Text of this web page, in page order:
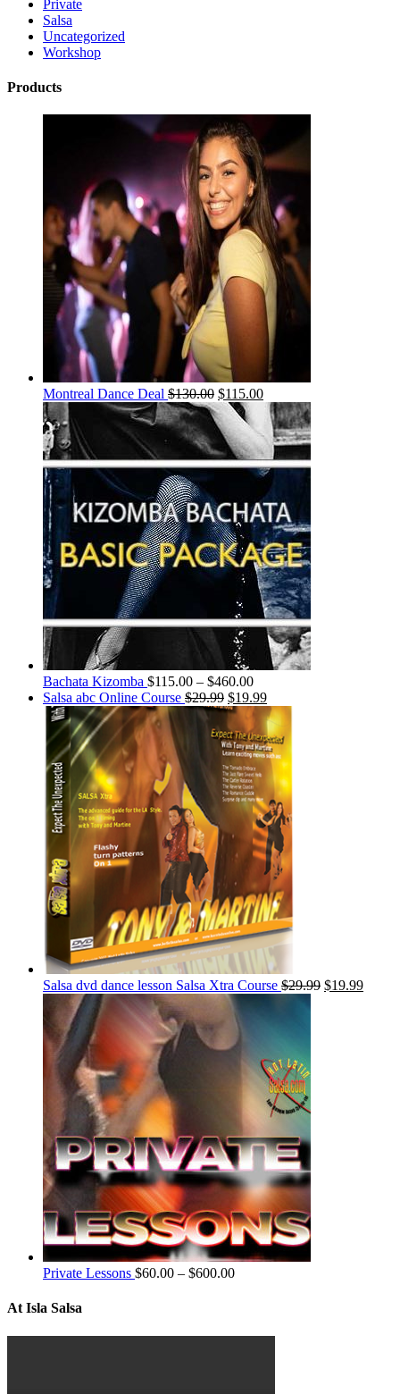
Private
Salsa
Uncategorized
Workshop
Products
Montreal Dance Deal $130.00 $115.00
Bachata Kizomba $115.00 – $460.00
Salsa abc Online Course $29.99 $19.99
Salsa dvd dance lesson Salsa Xtra Course $29.99 $19.99
Private Lessons $60.00 – $600.00
At Isla Salsa